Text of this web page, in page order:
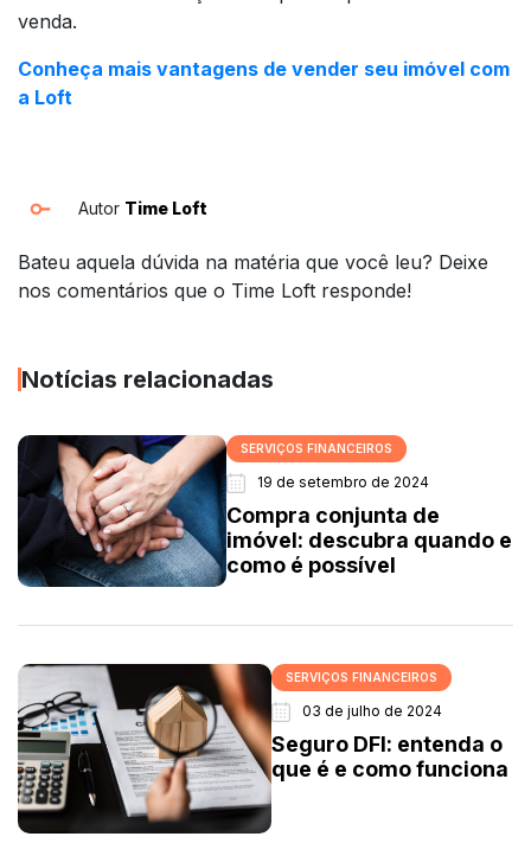
venda.
Conheça mais vantagens de vender seu imóvel com
a Loft
Autor Time Loft
Bateu aquela dúvida na matéria que você leu? Deixe
nos comentários que o Time Loft responde!
Notícias relacionadas
SERVIÇOS FINANCEIROS
19 de setembro de 2024
Compra conjunta de
imóvel: descubra quando e
como é possível
SERVIÇOS FINANCEIROS
03 de julho de 2024
Seguro DFI: entenda o
que é e como funciona